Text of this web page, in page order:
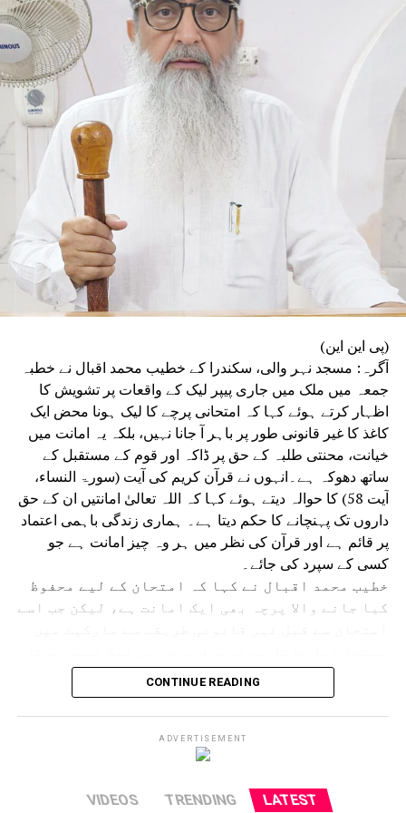
وابستگی کی جگہ معاشی طاقت اور خاندانی سیاست
کا اثر بڑھتا جا رہا ہے، جس سے جمہوری اقدار کو
مسلسل نقصان پہنچ رہا ہے۔ انہوں نے اپنے استعفے
میں کہا کہ آئین، جمہوریت اور آئینی اداروں پر
ہونے والے حملوں سے جمہوریت خطرے میں ہے۔ ’’فرد
سے بڑی پارٹی اور پارٹی سے بڑا ملک‘‘ کے جذبے کا
ذکر کرتے ہوئے انہوں نے کہا کہ انہی نظریاتی اور
اخلاقی وجوہات کی بنا پر وہ ریاستی صدر کے عہدے
اور پارٹی کی بنیادی رکنیت سے اپنا استعفیٰ دے
رہے ہیں۔
(پی این این)
آگرہ: مسجد نہر والی، سکندرا کے خطیب محمد اقبال نے خطبہ
جمعہ میں ملک میں جاری پیپر لیک کے واقعات پر تشویش کا
اظہار کرتے ہوئے کہا کہ امتحانی پرچے کا لیک ہونا محض ایک
کاغذ کا غیر قانونی طور پر باہر آ جانا نہیں، بلکہ یہ امانت میں
خیانت، محنتی طلبہ کے حق پر ڈاکہ اور قوم کے مستقبل کے
ساتھ دھوکہ ہے۔انہوں نے قرآن کریم کی آیت (سورۃ النساء،
آیت 58) کا حوالہ دیتے ہوئے کہا کہ اللہ تعالیٰ امانتیں ان کے حق
داروں تک پہنچانے کا حکم دیتا ہے۔ ہماری زندگی باہمی اعتماد
پر قائم ہے اور قرآن کی نظر میں ہر وہ چیز امانت ہے جو
کسی کے سپرد کی جائے۔
خطیب محمد اقبال نے کہا کہ امتحان کے لیے محفوظ
کیا جانے والا پرچہ بھی ایک امانت ہے، لیکن جب اسے
بلکہ اعتماد اور امانت بھی لیک ہو جاتی ہے۔
انہوں نے کہا کہ کوئی بھی امتحان صرف طلبہ کا
امتحان نہیں ہوتا بلکہ یہ پورے معاشرے، تعلیمی
نظام، اداروں اور حکومت کی ذمہ داری کا بھی
امتحان ہے۔ پیپر لیک کا سب سے زیادہ نقصان ان
تیاری کرتے ہیں، جبکہ نااہل افراد غیر قانونی
CONTINUE READING
ADVERTISEMENT
LATEST
TRENDING
VIDEOS